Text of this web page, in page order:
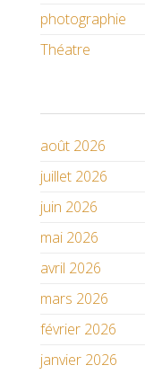
photographie
Théatre
août 2026
juillet 2026
juin 2026
mai 2026
avril 2026
mars 2026
février 2026
janvier 2026